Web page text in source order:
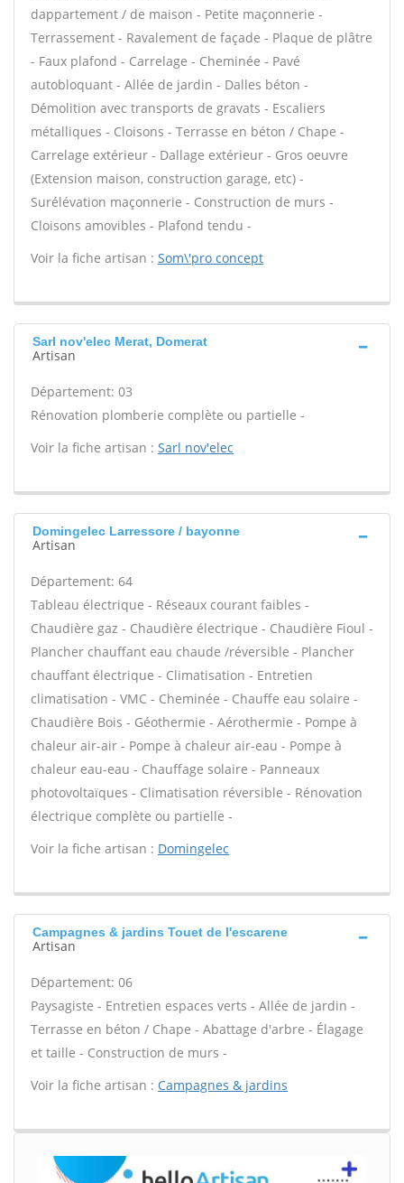
dappartement / de maison - Petite maçonnerie -
Terrassement - Ravalement de façade - Plaque de plâtre
- Faux plafond - Carrelage - Cheminée - Pavé
autobloquant - Allée de jardin - Dalles béton -
Démolition avec transports de gravats - Escaliers
métalliques - Cloisons - Terrasse en béton / Chape -
Carrelage extérieur - Dallage extérieur - Gros oeuvre
(Extension maison, construction garage, etc) -
Surélévation maçonnerie - Construction de murs -
Cloisons amovibles - Plafond tendu -
Voir la fiche artisan : Som\'pro concept
Sarl nov'elec Merat, Domerat
Artisan
Département: 03
Rénovation plomberie complète ou partielle -
Voir la fiche artisan : Sarl nov'elec
Domingelec Larressore / bayonne
Artisan
Département: 64
Tableau électrique - Réseaux courant faibles -
Chaudière gaz - Chaudière électrique - Chaudière Fioul -
Plancher chauffant eau chaude /réversible - Plancher
chauffant électrique - Climatisation - Entretien
climatisation - VMC - Cheminée - Chauffe eau solaire -
Chaudière Bois - Géothermie - Aérothermie - Pompe à
chaleur air-air - Pompe à chaleur air-eau - Pompe à
chaleur eau-eau - Chauffage solaire - Panneaux
photovoltaïques - Climatisation réversible - Rénovation
électrique complète ou partielle -
Voir la fiche artisan : Domingelec
Campagnes & jardins Touet de l'escarene
Artisan
Département: 06
Paysagiste - Entretien espaces verts - Allée de jardin -
Terrasse en béton / Chape - Abattage d'arbre - Élagage
et taille - Construction de murs -
Voir la fiche artisan : Campagnes & jardins